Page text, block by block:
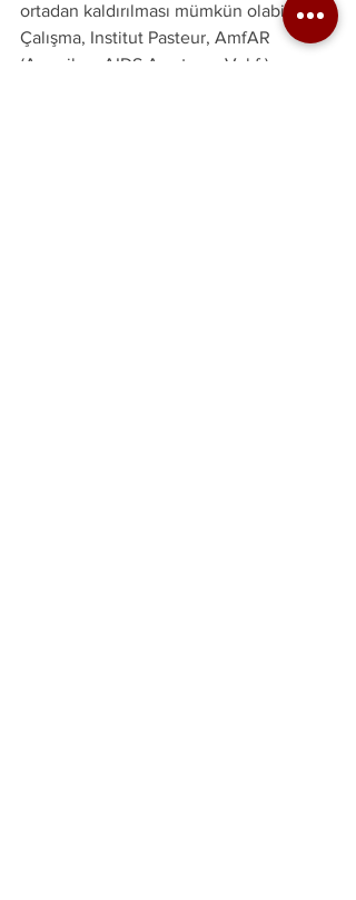
ortadan kaldırılması mümkün olabilir.
Çalışma, Institut Pasteur, AmfAR
(Amerikan AIDS Araştırma Vakfı) ve